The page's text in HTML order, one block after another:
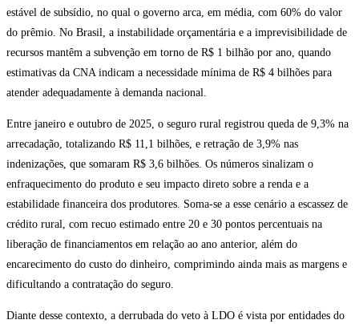
estável de subsídio, no qual o governo arca, em média, com 60% do valor
do prêmio. No Brasil, a instabilidade orçamentária e a imprevisibilidade de
recursos mantêm a subvenção em torno de R$ 1 bilhão por ano, quando
estimativas da CNA indicam a necessidade mínima de R$ 4 bilhões para
atender adequadamente à demanda nacional.
Entre janeiro e outubro de 2025, o seguro rural registrou queda de 9,3% na
arrecadação, totalizando R$ 11,1 bilhões, e retração de 3,9% nas
indenizações, que somaram R$ 3,6 bilhões. Os números sinalizam o
enfraquecimento do produto e seu impacto direto sobre a renda e a
estabilidade financeira dos produtores. Soma-se a esse cenário a escassez de
crédito rural, com recuo estimado entre 20 e 30 pontos percentuais na
liberação de financiamentos em relação ao ano anterior, além do
encarecimento do custo do dinheiro, comprimindo ainda mais as margens e
dificultando a contratação do seguro.
Diante desse contexto, a derrubada do veto à LDO é vista por entidades do